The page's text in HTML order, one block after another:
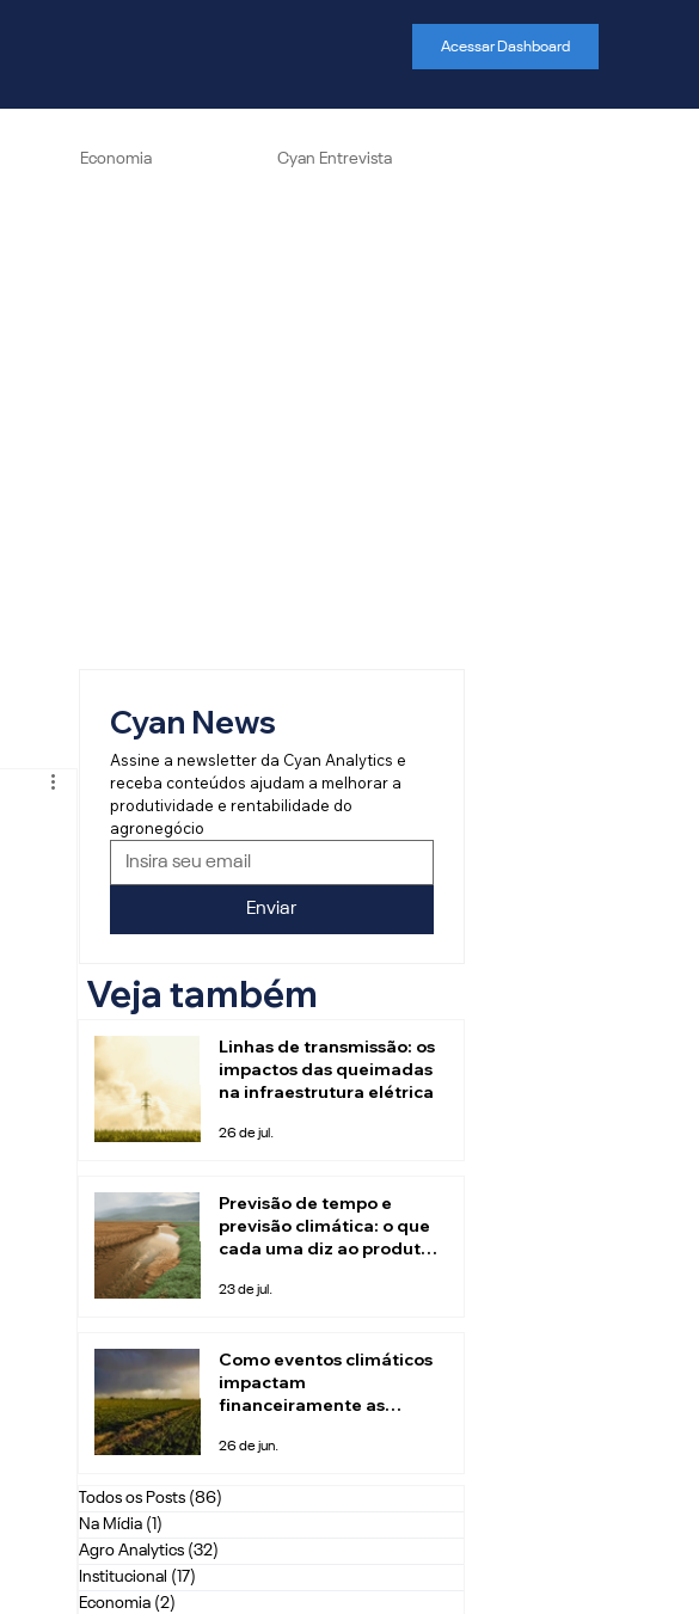
Acessar Dashboard
Economia Cyan Entrevista
Cyan News
Assine a newsletter da Cyan Analytics e
receba conteúdos ajudam a melhorar a
produtividade e rentabilidade do
agronegócio
Enviar
Veja também
Linhas de transmissão: os
impactos das queimadas
na infraestrutura elétrica
26 de jul.
Previsão de tempo e
previsão climática: o que
cada uma diz ao produtor
23 de jul.
Como eventos climáticos
impactam
financeiramente as
26 de jun.
Todos os Posts (86)
Na Mídia (1)
Agro Analytics (32)
Institucional (17)
Economia (2)